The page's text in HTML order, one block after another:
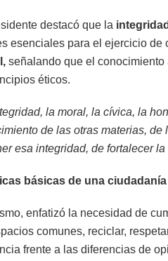
destacó que la
esenciales para el ejercicio de
señalando que el
éticos.
la moral, la cívica, la
de las otras materias,
esa integridad, de fortalecer la
básicas de una
enfatizó la necesidad de
comunes, reciclar,
frente a las diferencias de